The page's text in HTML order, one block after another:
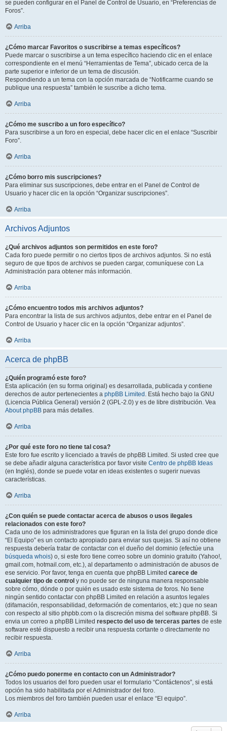
se pueden configurar en el Panel de Control de Usuario, en “Preferencias de
Foros”.
Arriba
¿Cómo marcar Favoritos o suscribirse a temas específicos?
Puede marcar o suscribirse a un tema específico haciendo clic en el enlace
correspondiente en el menú “Herramientas de Tema”, ubicado cerca de la
parte superior e inferior de un tema de discusión.
Respondiendo a un tema con la opción marcada de “Notificarme cuando se
publique una respuesta” también le suscribe a dicho tema.
Arriba
¿Cómo me suscribo a un foro específico?
Para suscribirse a un foro en especial, debe hacer clic en el enlace “Suscribir
Foro”.
Arriba
¿Cómo borro mis suscripciones?
Para eliminar sus suscripciones, debe entrar en el Panel de Control de
Usuario y hacer clic en la opción “Organizar suscripciones”.
Arriba
Archivos Adjuntos
¿Qué archivos adjuntos son permitidos en este foro?
Cada foro puede permitir o no ciertos tipos de archivos adjuntos. Si no está
seguro de que tipos de archivos se pueden cargar, comuníquese con La
Administración para obtener más información.
Arriba
¿Cómo encuentro todos mis archivos adjuntos?
Para encontrar la lista de sus archivos adjuntos, debe entrar en el Panel de
Control de Usuario y hacer clic en la opción “Organizar adjuntos”.
Arriba
Acerca de phpBB
¿Quién programó este foro?
Esta aplicación (en su forma original) es desarrollada, publicada y contiene
derechos de autor pertenecientes a phpBB Limited . Está hecho bajo la GNU
(Licencia Pública General) versión 2 (GPL-2.0) y es de libre distribución. Vea
About phpBB para más detalles.
Arriba
¿Por qué este foro no tiene tal cosa?
Este foro fue escrito y licenciado a través de phpBB Limited. Si usted cree que
se debe añadir alguna característica por favor visite Centro de phpBB Ideas
(en Inglés), donde se puede votar en ideas existentes o sugerir nuevas
características.
Arriba
¿Con quién se puede contactar acerca de abusos o usos ilegales
relacionados con este foro?
Cada uno de los administradores que figuran en la lista del grupo donde dice
“El Equipo” es un contacto apropiado para enviar sus quejas. Si así no obtiene
respuesta debería tratar de contactar con el dueño del dominio (efectúe una
búsqueda whois) o, si este foro tiene correo sobre un dominio gratuito (Yahoo!,
gmail.com, hotmail.com, etc.), al departamento o administración de abusos de
ese servicio. Por favor, tenga en cuenta que phpBB Limited carece de
cualquier tipo de control y no puede ser de ninguna manera responsable
sobre cómo, dónde o por quién es usado este sistema de foros. No tiene
ningún sentido contactar con phpBB Limited en relación a asuntos legales
(difamación, responsabilidad, deformación de comentarios, etc.) que no sean
con respecto al sitio phpbb.com o la discreción misma del software phpBB. Si
envia un correo a phpBB Limited respecto del uso de terceras partes de este
software esté dispuesto a recibir una respuesta cortante o directamente no
recibir respuesta.
Arriba
¿Cómo puedo ponerme en contacto con un Administrador?
Todos los usuarios del foro pueden usar el formulario “Contáctenos”, si está
opción ha sido habilitada por el Administrador del foro.
Los miembros del foro también pueden usar el enlace “El equipo”.
Arriba